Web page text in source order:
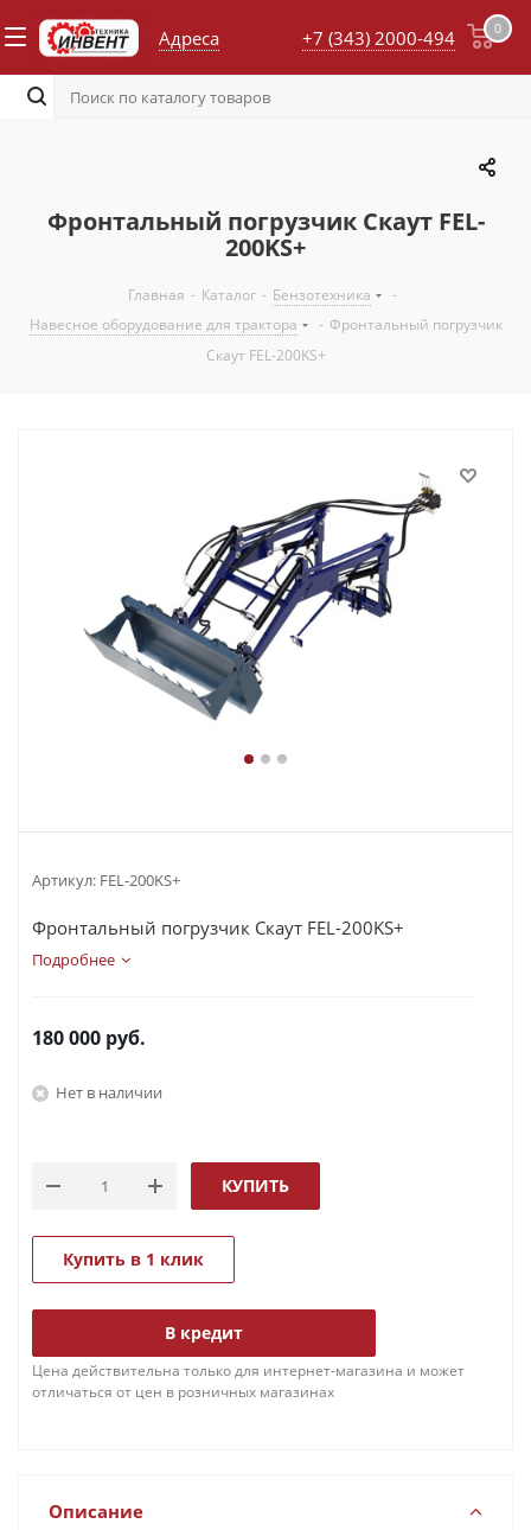
Адреса 0
+7 (343) 2000-494
Фронтальный погрузчик Скаут FEL-
200KS+
Главная - Каталог - Бензотехника
-
Навесное оборудование для трактора
- Фронтальный погрузчик
Скаут FEL-200KS+
Артикул: FEL-200KS+
Фронтальный погрузчик Скаут FEL-200KS+
Подробнее
180 000 руб.
Нет в наличии
КУПИТЬ
Купить в 1 клик
В кредит
Цена действительна только для интернет-магазина и может
отличаться от цен в розничных магазинах
Описание